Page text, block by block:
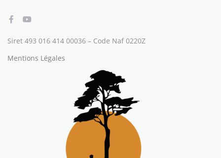
Siret 493 016 414 00036 – Code Naf 0220Z
Mentions Légales